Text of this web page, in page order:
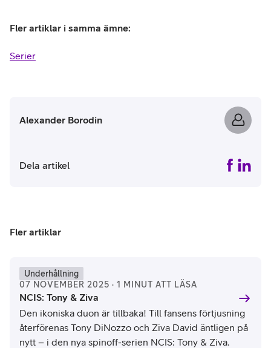
Fler artiklar i samma ämne:
Serier
Alexander Borodin
Dela artikel
Fler artiklar
Underhållning
07 NOVEMBER 2025 · 1 MINUT ATT LÄSA
NCIS: Tony & Ziva
Den ikoniska duon är tillbaka! Till fansens förtjusning
återförenas Tony DiNozzo och Ziva David äntligen på
nytt – i den nya spinoff-serien NCIS: Tony & Ziva.